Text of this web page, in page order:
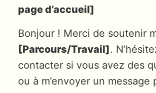
page d’accueil]
Bonjour ! Merci de soutenir
[Parcours/Travail].
contacter si vous avez des
ou à m’envoyer un message